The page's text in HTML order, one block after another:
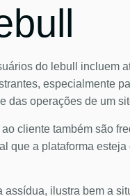
do lebull incluem
especialmente
das operações de um
cliente também são
que a plataforma
assídua, ilustra bem a